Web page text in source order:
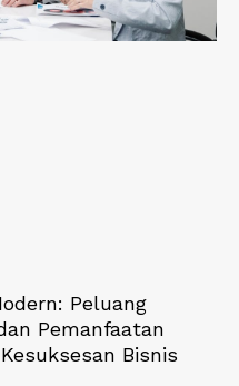
Peluang
Pemanfaatan
Bisnis